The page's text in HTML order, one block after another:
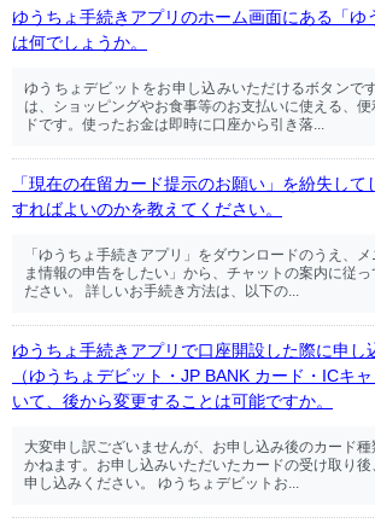
ゆうちょ手続きアプリのホーム画面にある「ゆ
は何でしょうか。
ゆうちょデビットをお申し込みいただけるボタンで
は、ショッピングやお食事等のお支払いに使える、
ドです。使ったお金は即時に口座から引き落...
「現在の在留カード提示のお願い」を紛失して
すればよいのかを教えてください。
「ゆうちょ手続きアプリ」をダウンロードのうえ、
ま情報の申告をしたい」から、チャットの案内に従っ
ださい。 詳しいお手続き方法は、以下の...
ゆうちょ手続きアプリで口座開設した際に申し
（ゆうちょデビット・JP BANK カード・ICキ
いて、後から変更することは可能ですか。
大変申し訳ございませんが、お申し込み後のカード
かねます。お申し込みいただいたカードの受け取り
申し込みください。 ゆうちょデビットお...